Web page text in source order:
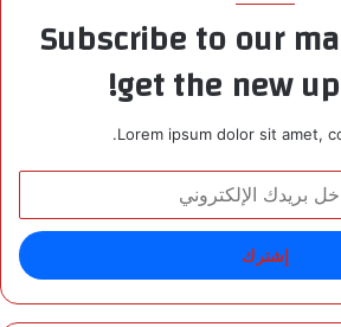
Subscribe to our
get the new
Lorem ipsum dolor sit amet,